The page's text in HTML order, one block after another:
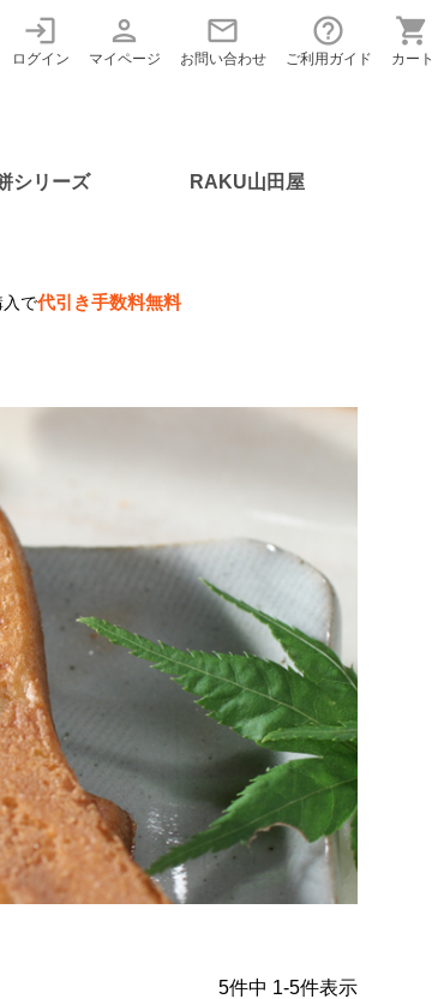
login
ログイン
person
マイページ
mail
お問い合わせ
help_outline
ご利用ガイド
shopping_cart
カート
シリーズ RAKU山田屋
で代引き手数料無料
5件中 1-5件表示